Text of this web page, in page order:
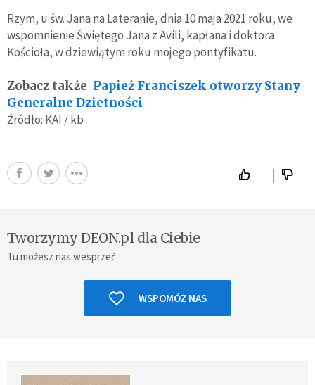
Rzym, u św. Jana na Lateranie, dnia 10 maja 2021 roku, we
wspomnienie Świętego Jana z Avili, kapłana i doktora
Kościoła, w dziewiątym roku mojego pontyfikatu.
Zobacz także Papież Franciszek otworzy Stany
Generalne Dzietności
Źródło: KAI / kb
Tworzymy DEON.pl dla Ciebie
Tu możesz nas wesprzeć.
WSPOMÓŻ NAS